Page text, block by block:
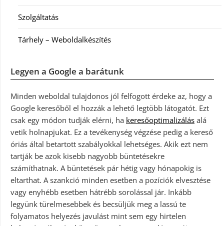
Szolgáltatás
Tárhely – Weboldalkészítés
Legyen a Google a barátunk
Minden weboldal tulajdonos jól felfogott érdeke az, hogy a
Google keresőből el hozzák a lehető legtöbb látogatót. Ezt
csak egy módon tudják elérni, ha keresőoptimalizálás alá
vetik holnapjukat. Ez a tevékenység végzése pedig a kereső
óriás által betartott szabályokkal lehetséges. Akik ezt nem
tartják be azok kisebb nagyobb büntetésekre
számíthatnak. A büntetések pár hétig vagy hónapokig is
eltarthat. A szankció minden esetben a pozíciók elvesztése
vagy enyhébb esetben hátrébb sorolással jár. Inkább
legyünk türelmesebbek és becsüljük meg a lassú te
folyamatos helyezés javulást mint sem egy hirtelen